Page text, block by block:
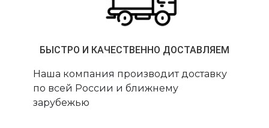
БЫСТРО И КАЧЕСТВЕННО ДОСТАВЛЯЕМ
Наша компания производит доставку
по всей России и ближнему
зарубежью